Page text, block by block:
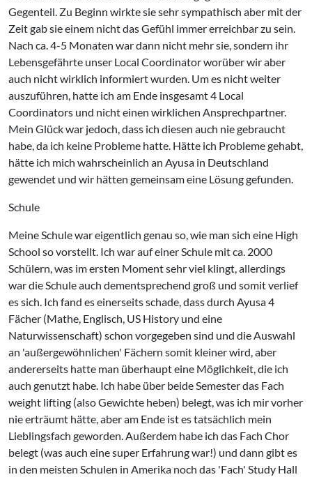
Gegenteil. Zu Beginn wirkte sie sehr sympathisch aber mit der
Zeit gab sie einem nicht das Gefühl immer erreichbar zu sein.
Nach ca. 4-5 Monaten war dann nicht mehr sie, sondern ihr
Lebensgefährte unser Local Coordinator worüber wir aber
auch nicht wirklich informiert wurden. Um es nicht weiter
auszuführen, hatte ich am Ende insgesamt 4 Local
Coordinators und nicht einen wirklichen Ansprechpartner.
Mein Glück war jedoch, dass ich diesen auch nie gebraucht
habe, da ich keine Probleme hatte. Hätte ich Probleme gehabt,
hätte ich mich wahrscheinlich an Ayusa in Deutschland
gewendet und wir hätten gemeinsam eine Lösung gefunden.
Schule
Meine Schule war eigentlich genau so, wie man sich eine High
School so vorstellt. Ich war auf einer Schule mit ca. 2000
Schülern, was im ersten Moment sehr viel klingt, allerdings
war die Schule auch dementsprechend groß und somit verlief
es sich. Ich fand es einerseits schade, dass durch Ayusa 4
Fächer (Mathe, Englisch, US History und eine
Naturwissenschaft) schon vorgegeben sind und die Auswahl
an 'außergewöhnlichen' Fächern somit kleiner wird, aber
andererseits hatte man überhaupt eine Möglichkeit, die ich
auch genutzt habe. Ich habe über beide Semester das Fach
weight lifting (also Gewichte heben) belegt, was ich mir vorher
nie erträumt hätte, aber am Ende ist es tatsächlich mein
Lieblingsfach geworden. Außerdem habe ich das Fach Chor
belegt (was auch eine super Erfahrung war!) und dann gibt es
in den meisten Schulen in Amerika noch das 'Fach' Study Hall